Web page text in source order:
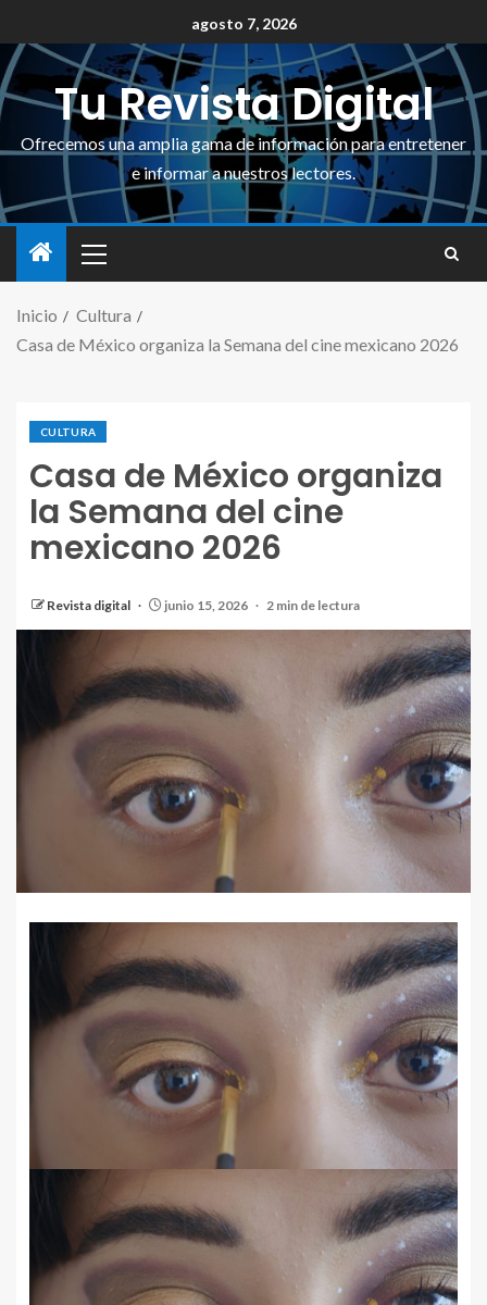
agosto 7, 2026
Tu Revista Digital
Ofrecemos una amplia gama de información para entretener
e informar a nuestros lectores.
Inicio
Cultura
Casa de México organiza la Semana del cine mexicano 2026
CULTURA
Casa de México organiza
la Semana del cine
mexicano 2026
Revista digital junio 15, 2026 2 min de lectura